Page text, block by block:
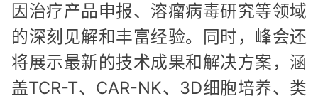
因治疗产品申报、溶瘤病毒研究等领域
的深刻见解和丰富经验。同时，峰会还
将展示最新的技术成果和解决方案，涵
盖TCR-T、CAR-NK、3D细胞培养、类